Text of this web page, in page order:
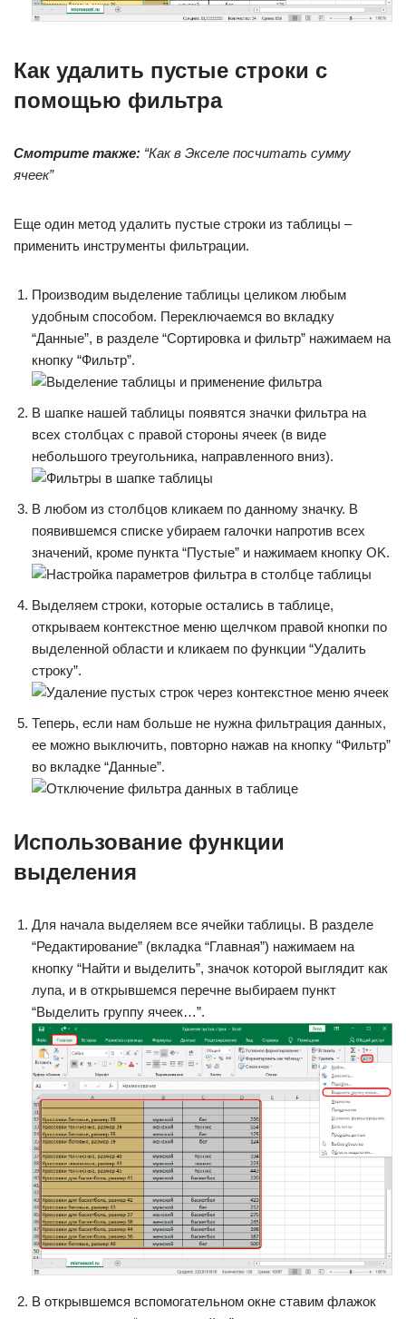
Как удалить пустые строки с
помощью фильтра
Смотрите также: “Как в Экселе посчитать сумму
ячеек”
Еще один метод удалить пустые строки из таблицы –
применить инструменты фильтрации.
Производим выделение таблицы целиком любым
удобным способом. Переключаемся во вкладку
“Данные”, в разделе “Сортировка и фильтр” нажимаем на
кнопку “Фильтр”.
В шапке нашей таблицы появятся значки фильтра на
всех столбцах с правой стороны ячеек (в виде
небольшого треугольника, направленного вниз).
В любом из столбцов кликаем по данному значку. В
появившемся списке убираем галочки напротив всех
значений, кроме пункта “Пустые” и нажимаем кнопку OK.
Выделяем строки, которые остались в таблице,
открываем контекстное меню щелчком правой кнопки по
выделенной области и кликаем по функции “Удалить
строку”.
Теперь, если нам больше не нужна фильтрация данных,
ее можно выключить, повторно нажав на кнопку “Фильтр”
во вкладке “Данные”.
Использование функции
выделения
Для начала выделяем все ячейки таблицы. В разделе
“Редактирование” (вкладка “Главная”) нажимаем на
кнопку “Найти и выделить”, значок которой выглядит как
лупа, и в открывшемся перечне выбираем пункт
“Выделить группу ячеек…”.
В открывшемся вспомогательном окне ставим флажок